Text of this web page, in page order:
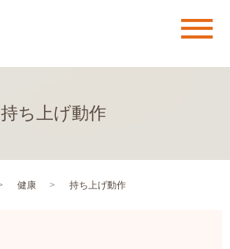
メ
持ち上げ動作
健康 持ち上げ動作